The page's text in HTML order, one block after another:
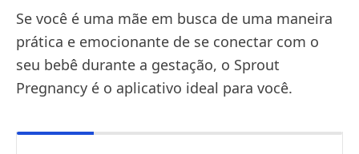
Se você é uma mãe em busca de uma maneira
prática e emocionante de se conectar com o
seu bebê durante a gestação, o Sprout
Pregnancy é o aplicativo ideal para você.